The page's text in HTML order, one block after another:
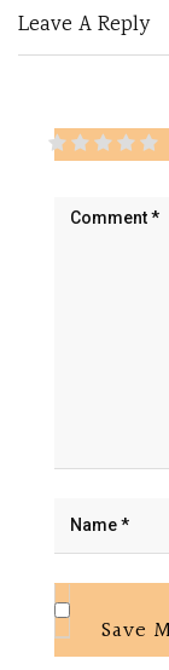
Leave A Reply
Save